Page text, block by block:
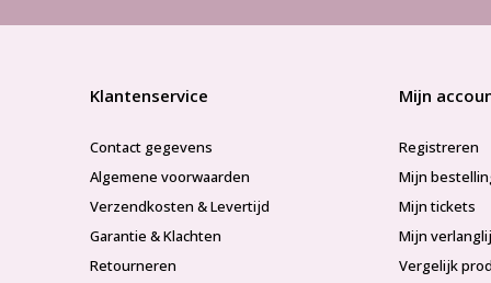
Klantenservice
Contact gegevens
Algemene voorwaarden
Verzendkosten & Levertijd
Garantie & Klachten
Retourneren
Mijn
Registreren
Mijn
Mijn tickets
Mijn
Vergelijk